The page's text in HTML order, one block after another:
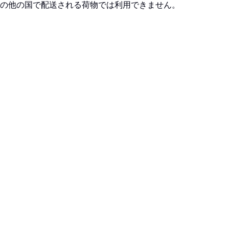
の国で配送される荷物では利用できません。